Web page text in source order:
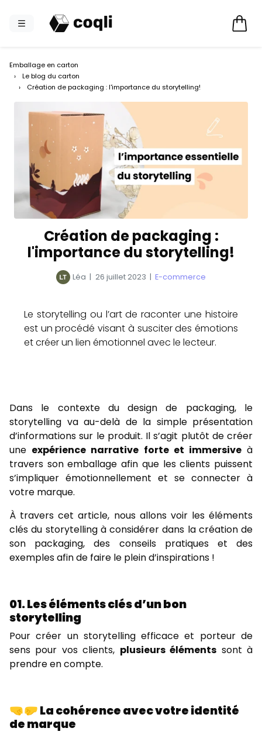
Emballage en carton
›
Le blog du carton
›
Création de packaging : l'importance du storytelling!
Création de packaging :
l'importance du storytelling!
Léa | 26 juillet 2023 | E-commerce
Le storytelling ou l’art de raconter une histoire
est un procédé visant à susciter des émotions
et créer un lien émotionnel avec le lecteur.
Dans le contexte du design de packaging, le
storytelling va au-delà de la simple présentation
d’informations sur le produit. Il s’agit plutôt de créer
une expérience narrative forte et immersiveà
travers son emballage afin que les clients puissent
s’impliquer émotionnellement et se connecter à
votre marque.
À travers cet article, nous allons voir les éléments
clés du storytelling à considérer dans la création de
son packaging, des conseils pratiques et des
exemples afin de faire le plein d’inspirations !
01. Les éléments clés d’un bon
storytelling
Pour créer un storytelling efficace et porteur de
sens pour vos clients, plusieurs éléments sont à
prendre en compte.
🤜 🤛 La cohérence avec votre identité
de marque